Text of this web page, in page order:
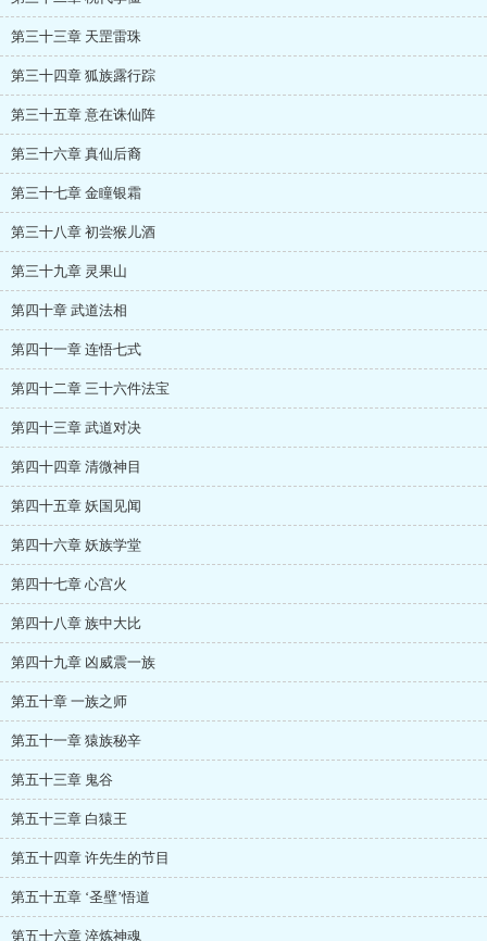
第三十三章 天罡雷珠
第三十四章 狐族露行踪
第三十五章 意在诛仙阵
第三十六章 真仙后裔
第三十七章 金瞳银霜
第三十八章 初尝猴儿酒
第三十九章 灵果山
第四十章 武道法相
第四十一章 连悟七式
第四十二章 三十六件法宝
第四十三章 武道对决
第四十四章 清微神目
第四十五章 妖国见闻
第四十六章 妖族学堂
第四十七章 心宫火
第四十八章 族中大比
第四十九章 凶威震一族
第五十章 一族之师
第五十一章 猿族秘辛
第五十三章 鬼谷
第五十三章 白猿王
第五十四章 许先生的节目
第五十五章 ‘圣壁’悟道
第五十六章 淬炼神魂